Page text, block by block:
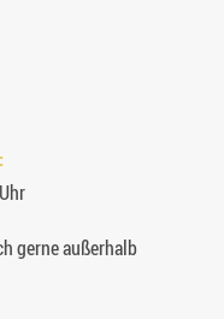
gerne außerhalb